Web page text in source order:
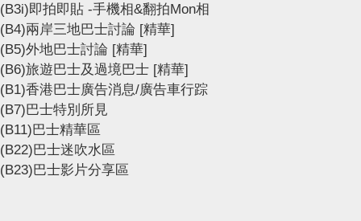
(B3i)即拍即貼 -手機相&翻拍Mon相
(B4)兩岸三地巴士討論 [精華]
(B5)外地巴士討論 [精華]
(B6)旅遊巴士及過境巴士 [精華]
(B1)香港巴士廣告消息/廣告車行踪
(B7)巴士特別所見
(B11)巴士精華區
(B22)巴士迷吹水區
(B23)巴士影片分享區